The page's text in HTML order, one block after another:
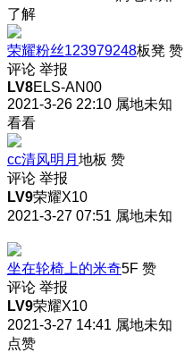
了解
荣耀粉丝123979248板凳 赞
评论 举报
LV8ELS-AN00
2021-3-26 22:10 属地未知
看看
cc清风明月 地板 赞
评论 举报
LV9荣耀X10
2021-3-27 07:51 属地未知
坐在轮椅上的米奇5F 赞
评论 举报
LV9荣耀X10
2021-3-27 14:41 属地未知
点赞